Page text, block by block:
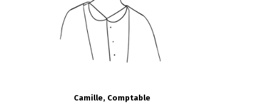
Camille, Comptable